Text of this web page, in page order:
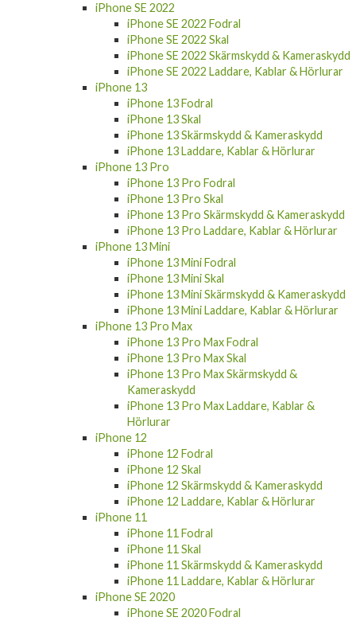
iPhone SE 2022
iPhone SE 2022 Fodral
iPhone SE 2022 Skal
iPhone SE 2022 Skärmskydd & Kameraskydd
iPhone SE 2022 Laddare, Kablar & Hörlurar
iPhone 13
iPhone 13 Fodral
iPhone 13 Skal
iPhone 13 Skärmskydd & Kameraskydd
iPhone 13 Laddare, Kablar & Hörlurar
iPhone 13 Pro
iPhone 13 Pro Fodral
iPhone 13 Pro Skal
iPhone 13 Pro Skärmskydd & Kameraskydd
iPhone 13 Pro Laddare, Kablar & Hörlurar
iPhone 13 Mini
iPhone 13 Mini Fodral
iPhone 13 Mini Skal
iPhone 13 Mini Skärmskydd & Kameraskydd
iPhone 13 Mini Laddare, Kablar & Hörlurar
iPhone 13 Pro Max
iPhone 13 Pro Max Fodral
iPhone 13 Pro Max Skal
iPhone 13 Pro Max Skärmskydd &
Kameraskydd
iPhone 13 Pro Max Laddare, Kablar &
Hörlurar
iPhone 12
iPhone 12 Fodral
iPhone 12 Skal
iPhone 12 Skärmskydd & Kameraskydd
iPhone 12 Laddare, Kablar & Hörlurar
iPhone 11
iPhone 11 Fodral
iPhone 11 Skal
iPhone 11 Skärmskydd & Kameraskydd
iPhone 11 Laddare, Kablar & Hörlurar
iPhone SE 2020
iPhone SE 2020 Fodral